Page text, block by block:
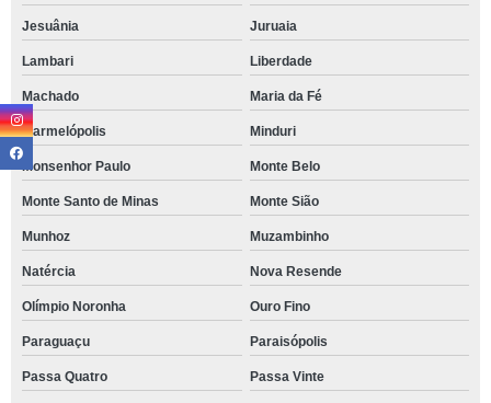
Jesuânia Juruaia
Lambari Liberdade
Machado Maria da Fé
Marmelópolis Minduri
Monsenhor Paulo Monte Belo
Monte Santo de Minas Monte Sião
Munhoz Muzambinho
Natércia Nova Resende
Olímpio Noronha Ouro Fino
Paraguaçu Paraisópolis
Passa Quatro Passa Vinte